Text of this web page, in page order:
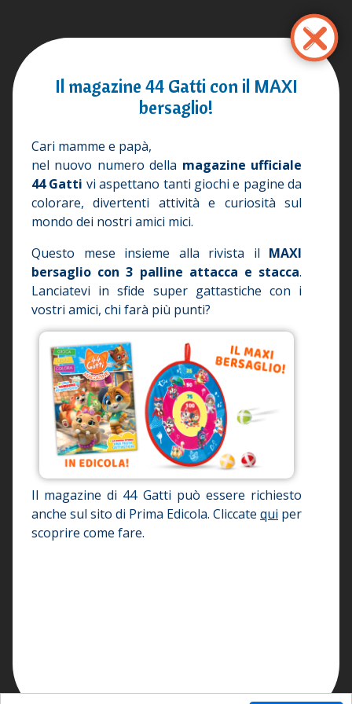
Il magazine 44 Gatti con il MAXI
bersaglio!
Cari mamme e papà,
nel nuovo numero della magazine ufficiale
44 Gatti vi aspettano tanti giochi e pagine da
colorare, divertenti attività e curiosità sul
mondo dei nostri amici mici.
Questo mese insieme alla rivista il MAXI
bersaglio con 3 palline attacca e stacca.
Lanciatevi in sfide super gattastiche con i
vostri amici, chi farà più punti?
Il magazine di 44 Gatti può essere richiesto
anche sul sito di Prima Edicola. Cliccate qui per
scoprire come fare.